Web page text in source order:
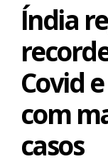
Índia
Covid
com
casos